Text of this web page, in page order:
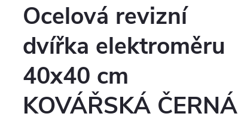
Ocelová revizní
dvířka elektroměru
40x40 cm
KOVÁŘSKÁ ČERNÁ